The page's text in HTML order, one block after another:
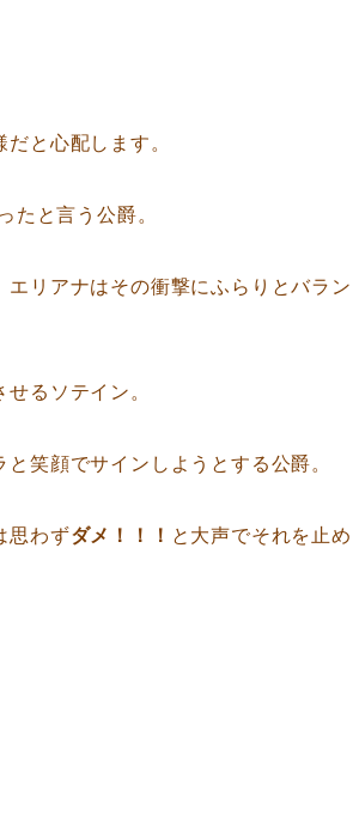
と心配します。
たと言う公爵。
リアナはその衝撃にふらりとバラン
るソテイン。
笑顔でサインしようとする公爵。
思わずダメ！！！ と大声でそれを止め